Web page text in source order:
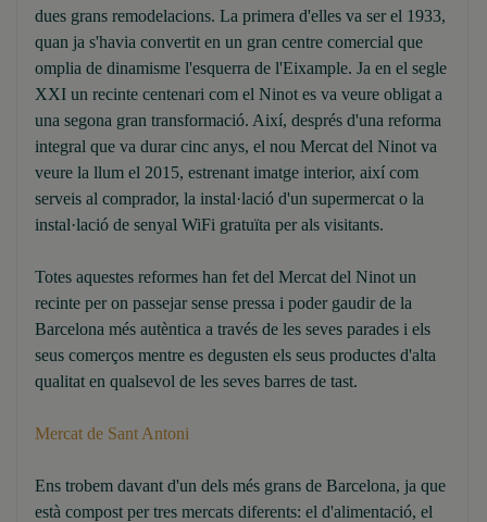
dues grans remodelacions. La primera d'elles va ser el 1933,
quan ja s'havia convertit en un gran centre comercial que
omplia de dinamisme l'esquerra de l'Eixample. Ja en el segle
XXI un recinte centenari com el Ninot es va veure obligat a
una segona gran transformació. Així, després d'una reforma
integral que va durar cinc anys, el nou Mercat del Ninot va
veure la llum el 2015, estrenant imatge interior, així com
serveis al comprador, la instal·lació d'un supermercat o la
instal·lació de senyal WiFi gratuïta per als visitants.
Totes aquestes reformes han fet del Mercat del Ninot un
recinte per on passejar sense pressa i poder gaudir de la
Barcelona més autèntica a través de les seves parades i els
seus comerços mentre es degusten els seus productes d'alta
qualitat en qualsevol de les seves barres de tast.
Mercat de Sant Antoni
Ens trobem davant d'un dels més grans de Barcelona, ja que
està compost per tres mercats diferents: el d'alimentació, el